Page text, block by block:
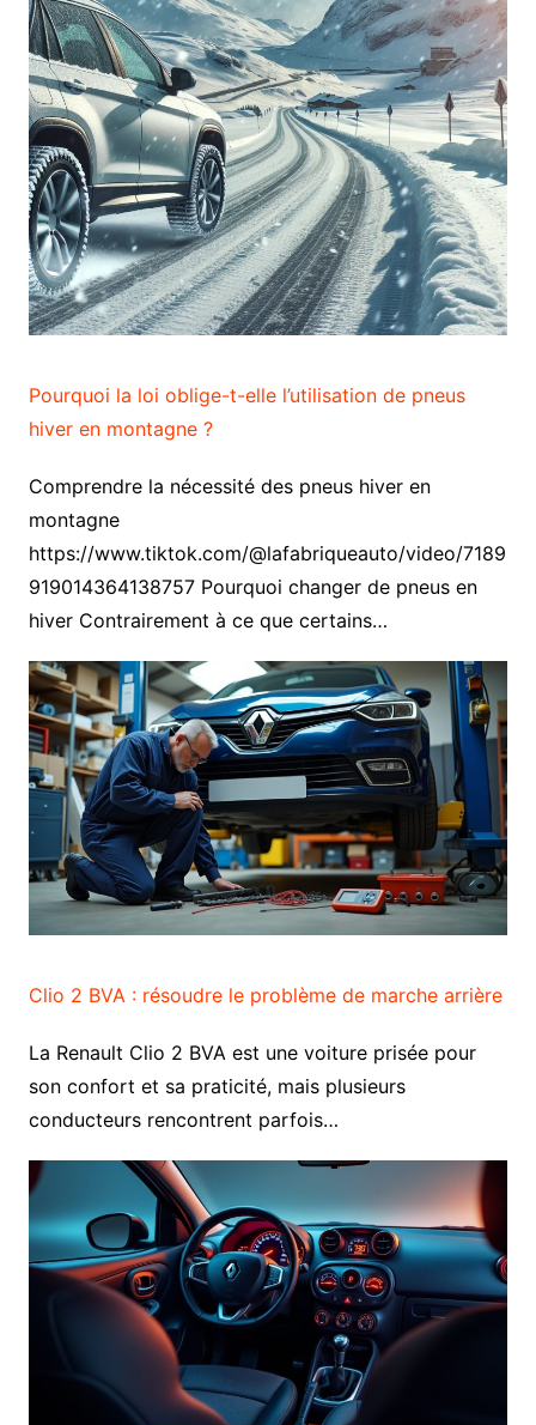
Pourquoi la loi oblige-t-elle l’utilisation de pneus
hiver en montagne ?
Comprendre la nécessité des pneus hiver en
montagne
https://www.tiktok.com/@lafabriqueauto/video/7189
919014364138757 Pourquoi changer de pneus en
hiver Contrairement à ce que certains…
Clio 2 BVA : résoudre le problème de marche arrière
La Renault Clio 2 BVA est une voiture prisée pour
son confort et sa praticité, mais plusieurs
conducteurs rencontrent parfois…